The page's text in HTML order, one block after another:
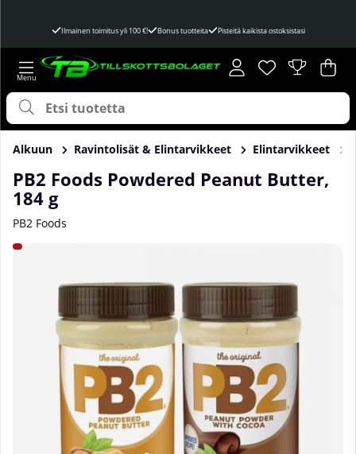
Ilmainen toimitus yli 100 €! Bonus tuotteita Pisteitä kaikista ostoksistasi
Toivelista
Lukumäärä
. .
Alkuun Ravintolisät & Elintarvikkeet Elintarvikkeet
PB2 Foods Powdered Peanut Butter,
184 g
PB2 Foods
Tuotekuvat PB2 Foods Powdered Peanut Butter, 184 g